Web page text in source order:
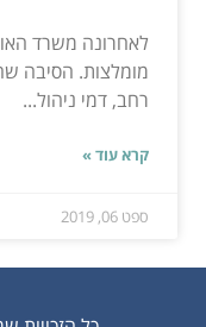
לאחרונה משרד
מומלצות. הסיבה
רחב, דמי ניהול...
קרא עוד »
ספט 06, 2019